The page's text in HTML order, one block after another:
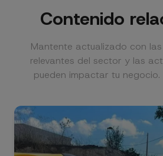
Contenido
Mantente actualizado con
relevantes del sector y las
pueden impactar tu negocio.